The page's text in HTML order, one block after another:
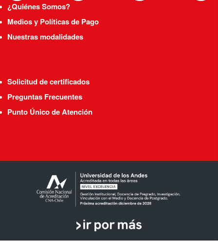
¿Quiénes Somos?
Medios y Políticas de Pago
Nuestras modalidades
Solicitud de certificados
Preguntas Frecuentes
Punto Único de Atención